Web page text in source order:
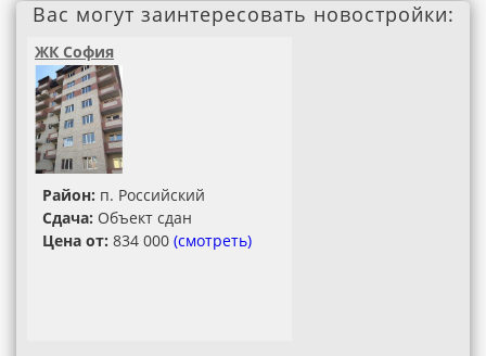
Вас могут заинтересовать новостройки:
ЖК София
Район: п. Российский
Сдача: Объект сдан
Цена от: 834 000 (смотреть)